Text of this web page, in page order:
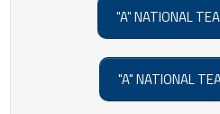
"A" NATIONAL
"A" NATIONAL